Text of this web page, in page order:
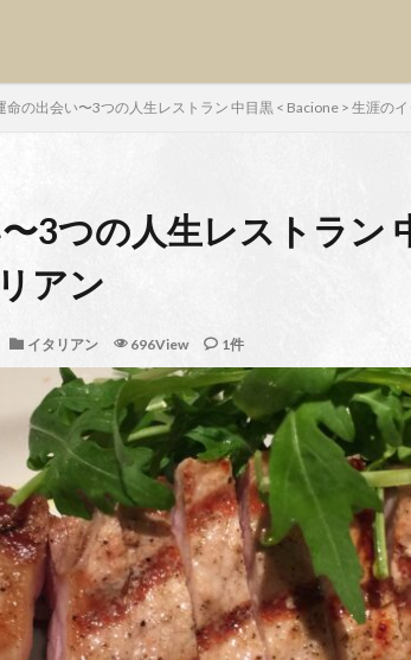
命の出会い〜3つの人生レストラン 中目黒 < Bacione > 生涯の
3つの人生レストラン
アン
イタリアン 696View 1件